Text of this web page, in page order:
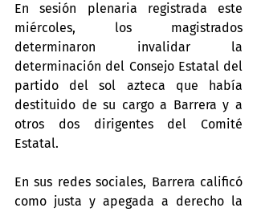
En sesión plenaria registrada este
miércoles, los magistrados
determinaron invalidar la
determinación del Consejo Estatal del
partido del sol azteca que había
destituido de su cargo a Barrera y a
otros dos dirigentes del Comité
Estatal.
En sus redes sociales, Barrera calificó
como justa y apegada a derecho la